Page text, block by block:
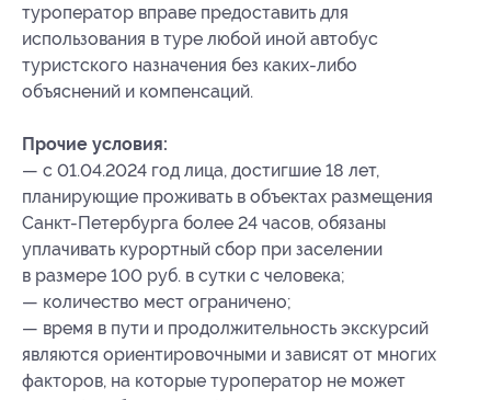
туроператор вправе предоставить для
использования в туре любой иной автобус
туристского назначения без каких-либо
объяснений и компенсаций.
Прочие условия:
— с 01.04.2024 год лица, достигшие 18 лет,
планирующие проживать в объектах размещения
Санкт-Петербурга более 24 часов, обязаны
уплачивать курортный сбор при заселении
в размере 100 руб. в сутки с человека;
— количество мест ограничено;
— время в пути и продолжительность экскурсий
являются ориентировочными и зависят от многих
факторов, на которые туроператор не может